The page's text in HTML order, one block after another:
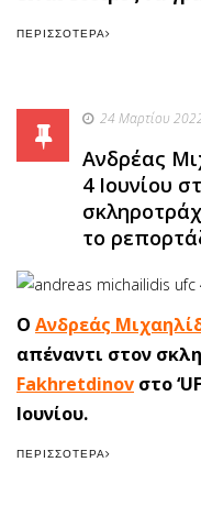
ΠΕΡΙΣΣΌΤΕΡΑ
24 Μαρτίου
Ανδρέας
4 Ιουνίου
το
Ο Ανδρεάς
απέναντι στον
Fakhretdinov στο
Ιουνίου.
ΠΕΡΙΣΣΌΤΕΡΑ